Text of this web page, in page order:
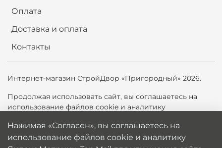
Оплата
Доставка и оплата
Контакты
Интернет-магазин СтройДвор «Пригородный» 2026.
Продолжая использовать сайт, вы соглашаетесь на
использование файлов cookie и аналитику
можете отключить cookie в настройках браузера.
Политика обработки персональных данных
Нажимая «Согласен», вы соглашаетесь на
использование файлов cookie и аналитику